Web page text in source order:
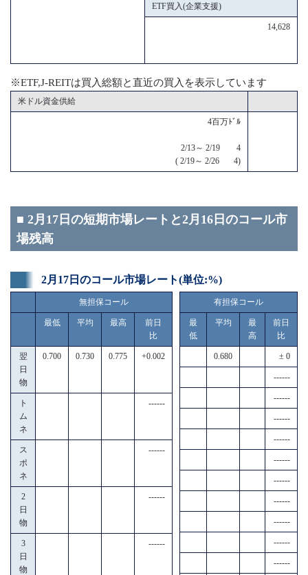
ETF買入(企業支援)
14,628
※ETF,J-REITは買入総額と直近の買入を表示しています
米ドル資金供給
4百万ﾄﾞﾙ
2/13～ 2/19 4
( 2/19～ 2/26 4)
■ 2月17日の短期市場レートと2月16日のコール市
場残高
2月17日のコール市場レート(単位:%)
無担保コール
最低 平均 最高
前日
比
翌
日
物
0.700 0.730 0.775 +0.002
ト
ム
ネ
------
ス
ポ
ネ
------
2
日
物
------
3
日
物
------
有担保コール
最
低
平均
最
高
前日
比
0.680 ± 0
------
------
------
------
------
------
------
------
------
------